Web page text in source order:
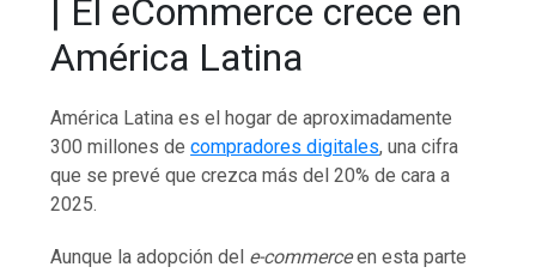
| El eCommerce crece en
América Latina
América Latina es el hogar de aproximadamente
300 millones decompradores digitales, una cifra
que se prevé que crezca más del 20% de cara a
2025.
Aunque la adopción del e-commerceen esta parte